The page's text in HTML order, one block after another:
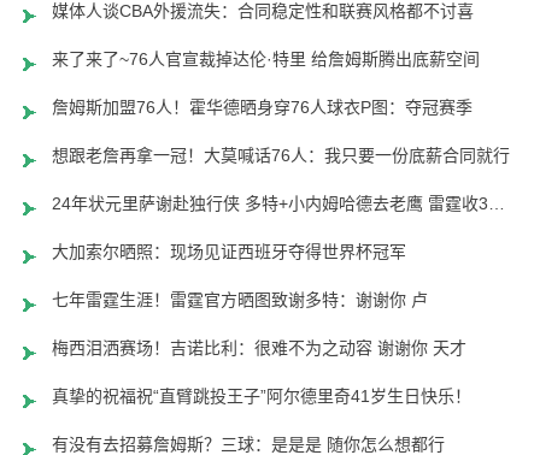
媒体人谈CBA外援流失：合同稳定性和联赛风格都不讨喜
来了来了~76人官宣裁掉达伦·特里 给詹姆斯腾出底薪空间
詹姆斯加盟76人！霍华德晒身穿76人球衣P图：夺冠赛季
想跟老詹再拿一冠！大莫喊话76人：我只要一份底薪合同就行
大加索尔晒照：现场见证西班牙夺得世界杯冠军
七年雷霆生涯！雷霆官方晒图致谢多特：谢谢你 卢
梅西泪洒赛场！吉诺比利：很难不为之动容 谢谢你 天才
真挚的祝福祝“直臂跳投王子”阿尔德里奇41岁生日快乐！
有没有去招募詹姆斯？三球：是是是 随你怎么想都行